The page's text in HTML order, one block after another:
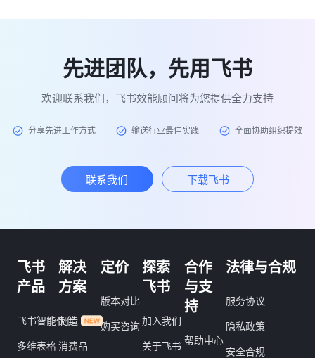
先进团队，先用飞书
欢迎联系我们，飞书效能顾问将为您提供全力支持
分享先进工作方式 输送行业最佳实践 全面协助组织提效
联系我们 下载飞书
飞书
产品
飞书智能伙伴
多维表格
解决
方案
制造
消费品
定价
版本对比
购买咨询
探索
飞书
加入我们
关于飞书
合作
与支
持
帮助中心
法律与合规
服务协议
隐私政策
安全合规